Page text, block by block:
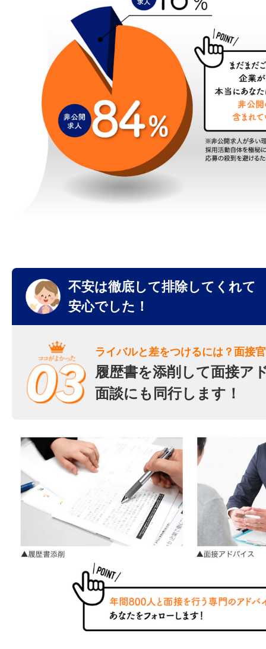
不安は徹底して排除してくれて
安心でした！
ライバルと差をつけるには？面接
履歴書を添削して面接ア
面談にも同行します！